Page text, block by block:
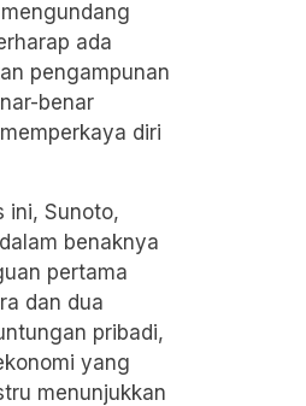
ada
pengampunan
benar
diri
ini, Sunoto,
benaknya
pertama
dan dua
pribadi,
yang
menunjukkan